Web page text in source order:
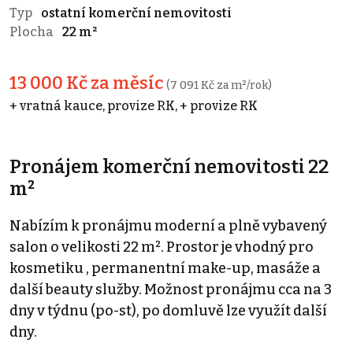
Typ
ostatní komerční nemovitosti
Plocha
22 m²
13 000 Kč za měsíc (7 091 Kč za m²/rok)
+ vratná kauce, provize RK, + provize RK
Pronájem komerční nemovitosti 22
m²
Nabízím k pronájmu moderní a plně vybavený
salon o velikosti 22 m². Prostor je vhodný pro
kosmetiku , permanentní make-up, masáže a
další beauty služby. Možnost pronájmu cca na 3
dny v týdnu (po-st), po domluvě lze využít další
dny.